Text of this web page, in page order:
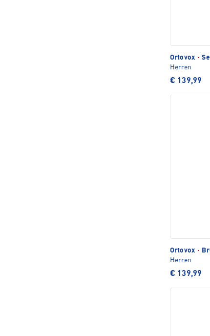
Ortovox ·
Herren
€ 139,99
Ortovox ·
Herren
€ 139,99